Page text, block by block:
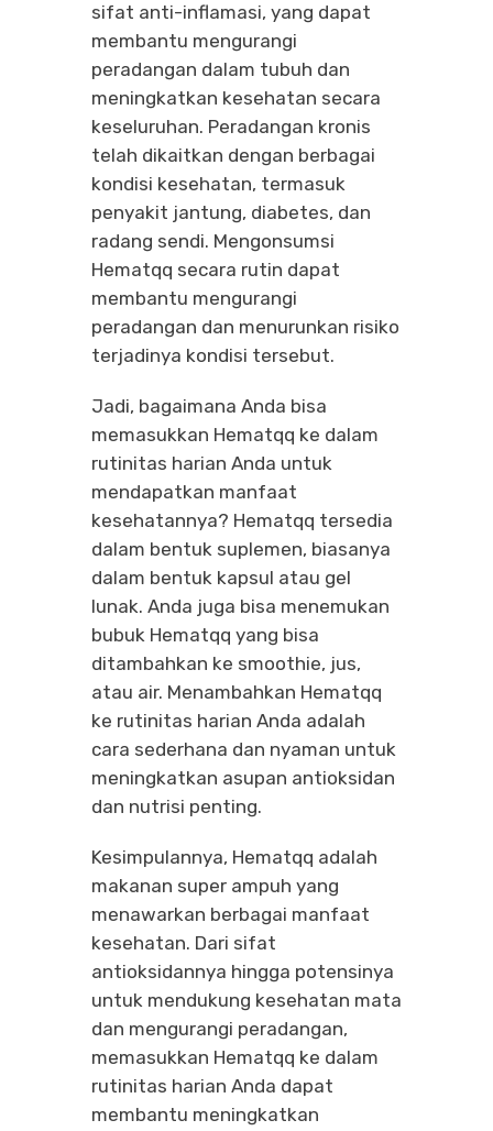
sifat anti-inflamasi, yang dapat
membantu mengurangi
peradangan dalam tubuh dan
meningkatkan kesehatan secara
keseluruhan. Peradangan kronis
telah dikaitkan dengan berbagai
kondisi kesehatan, termasuk
penyakit jantung, diabetes, dan
radang sendi. Mengonsumsi
Hematqq secara rutin dapat
membantu mengurangi
peradangan dan menurunkan risiko
terjadinya kondisi tersebut.
Jadi, bagaimana Anda bisa
memasukkan Hematqq ke dalam
rutinitas harian Anda untuk
mendapatkan manfaat
kesehatannya? Hematqq tersedia
dalam bentuk suplemen, biasanya
dalam bentuk kapsul atau gel
lunak. Anda juga bisa menemukan
bubuk Hematqq yang bisa
ditambahkan ke smoothie, jus,
atau air. Menambahkan Hematqq
ke rutinitas harian Anda adalah
cara sederhana dan nyaman untuk
meningkatkan asupan antioksidan
dan nutrisi penting.
Kesimpulannya, Hematqq adalah
makanan super ampuh yang
menawarkan berbagai manfaat
kesehatan. Dari sifat
antioksidannya hingga potensinya
untuk mendukung kesehatan mata
dan mengurangi peradangan,
memasukkan Hematqq ke dalam
rutinitas harian Anda dapat
membantu meningkatkan